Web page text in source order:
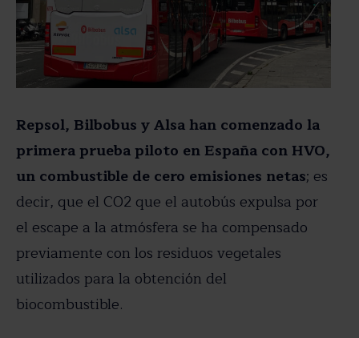
Repsol, Bilbobus y Alsa han comenzado la
primera prueba piloto en España con HVO,
un combustible de cero emisiones netas; es
decir, que el CO2 que el autobús expulsa por
el escape a la atmósfera se ha compensado
previamente con los residuos vegetales
utilizados para la obtención del
biocombustible.